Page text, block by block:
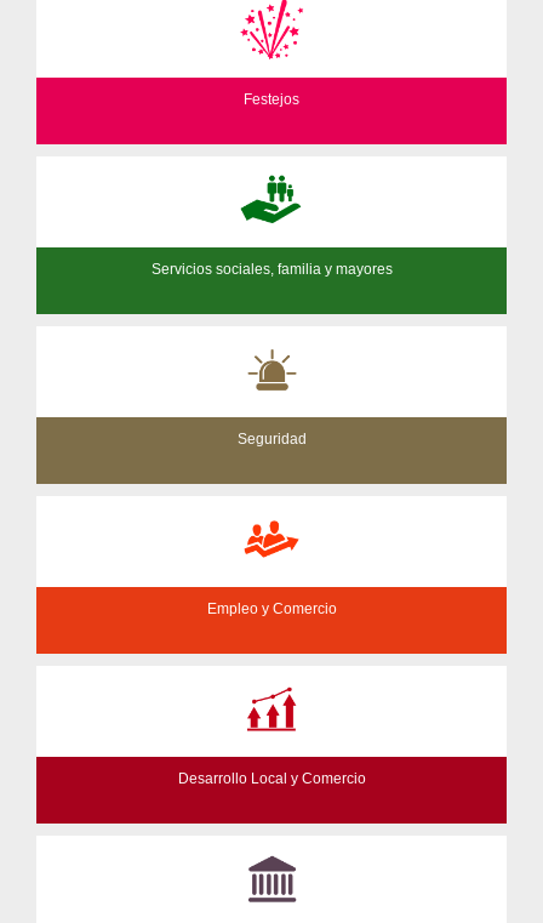
Festejos
Servicios sociales, familia y mayores
Seguridad
Empleo y Comercio
Desarrollo Local y Comercio